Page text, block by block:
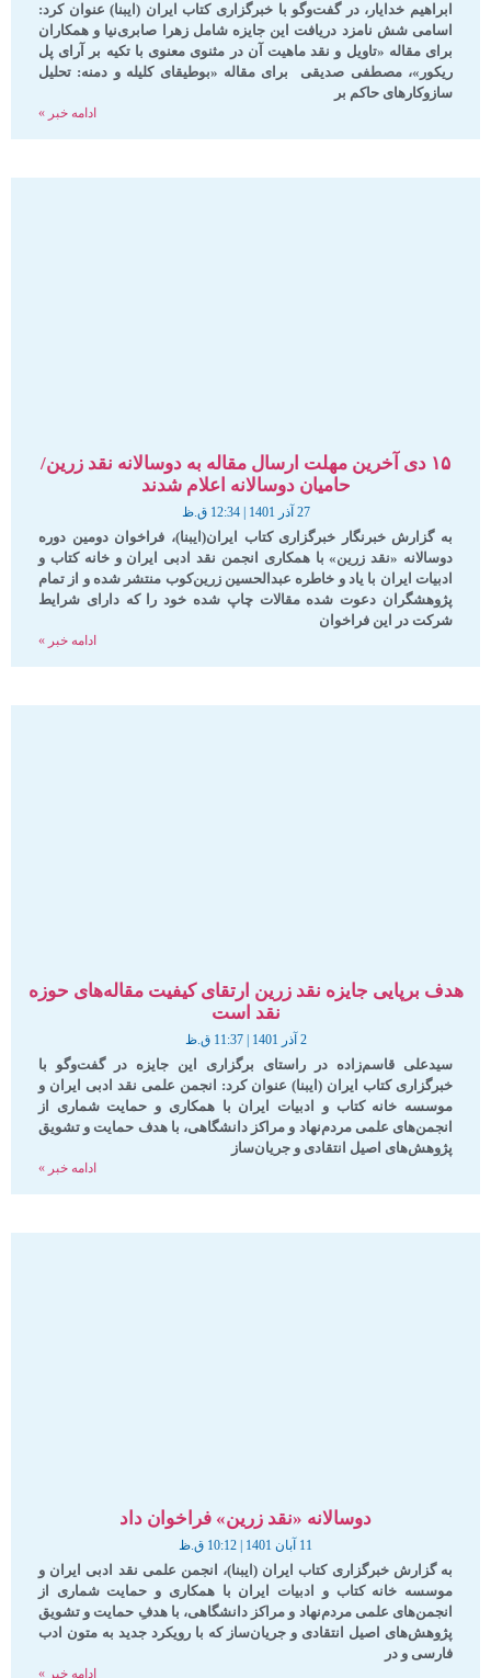
ابراهیم خدایار، در گفت‌وگو با خبرگزاری کتاب ایران (ایبنا) عنوان کرد:
اسامی شش نامزد دریافت این جایزه شامل زهرا صابری‌نیا و همکاران
برای مقاله «تاویل و نقد ماهیت آن در مثنوی معنوی با تکیه بر آرای پل
ریکور»، مصطفی صدیقی برای مقاله «بوطیقای کلیله و دمنه: تحلیل
سازوکارهای حاکم بر
ادامه خبر »
۱۵ دی آخرین مهلت ارسال مقاله به دوسالانه نقد زرین/
حامیان دوسالانه اعلام شدند
27 آذر 1401 12:34 ق.ظ
به گزارش خبرنگار خبرگزاری کتاب ایران(ایبنا)، فراخوان دومین دوره
دوسالانه «نقد زرین» با همکاری انجمن نقد ادبی ایران و خانه کتاب و
ادبیات ایران با یاد و خاطره عبدالحسین زرین‌کوب منتشر شده و از تمام
پژوهشگران دعوت شده مقالات چاپ‏ شده خود را که دارای شرایط
شرکت در این فراخوان
ادامه خبر »
هدف برپایی جایزه نقد زرین ارتقای کیفیت مقاله‌های حوزه
نقد است
2 آذر 1401 11:37 ق.ظ
سیدعلی قاسم‌زاده در راستای برگزاری این جایزه در گفت‌وگو با
خبرگزاری کتاب ایران (ایبنا) عنوان کرد: انجمن علمی نقد ادبی ایران و
موسسه خانه کتاب و ادبیات ایران با همکاری و حمایت شماری از
انجمن‏‌های علمی مردم‌‏نهاد و مراکز دانشگاهی، با هدف حمایت و تشویق
پژوهش‌های اصیل انتقادی و جریان‌ساز
ادامه خبر »
دوسالانه «نقد زرین» فراخوان داد
11 آبان 1401
به گزارش خبرگزاری کتاب ایران (ایبنا)، انجمن علمی نقد ادبی ایران و
موسسه خانه کتاب و ادبیات ایران با همکاری و حمایت شماری از
انجمن‏‌های علمی مردم‌‏نهاد و مراکز دانشگاهی، با هدفِ حمایت و تشویق
پژوهش‌های اصیل انتقادی و جریان‌ساز که با رویکرد جدید به متون ادب
فارسی و در
ادامه خبر »